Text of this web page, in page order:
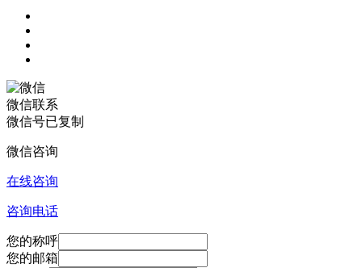
微信联系
微信号已复制
微信咨询
在线咨询
咨询电话
您的称呼
您的邮箱